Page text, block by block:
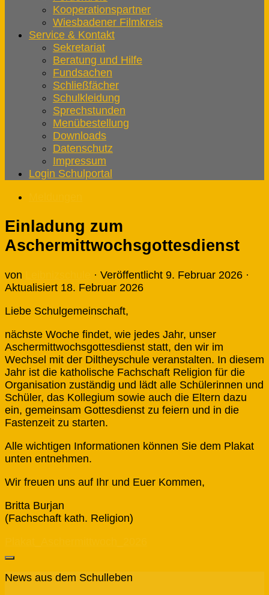
Kooperationspartner
Wiesbadener Filmkreis
Service & Kontakt
Sekretariat
Beratung und Hilfe
Fundsachen
Schließfächer
Schulkleidung
Sprechstunden
Menübestellung
Downloads
Datenschutz
Impressum
Login Schulportal
Einladung zum
Aschermittwochsgottesdienst
von · Veröffentlicht 9. Februar 2026 ·
Aktualisiert 18. Februar 2026
Liebe Schulgemeinschaft,
nächste Woche findet, wie jedes Jahr, unser
Aschermittwochsgottesdienst statt, den wir im
Wechsel mit der Diltheyschule veranstalten. In diesem
Jahr ist die katholische Fachschaft Religion für die
Organisation zuständig und lädt alle Schülerinnen und
Schüler, das Kollegium sowie auch die Eltern dazu
ein, gemeinsam Gottesdienst zu feiern und in die
Fastenzeit zu starten.
Alle wichtigen Informationen können Sie dem Plakat
unten entnehmen.
Wir freuen uns auf Ihr und Euer Kommen,
Britta Burjan
(Fachschaft kath. Religion)
News aus dem Schulleben